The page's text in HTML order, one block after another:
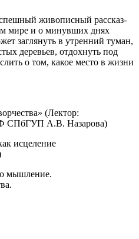
живописный рассказ-
мире и о минувших днях
заглянуть в утренний туман,
деревьев, отдохнуть под
о том, какое место в жизни
(Лектор:
СПбГУП А.В. Назарова)
исцеление
мышление.